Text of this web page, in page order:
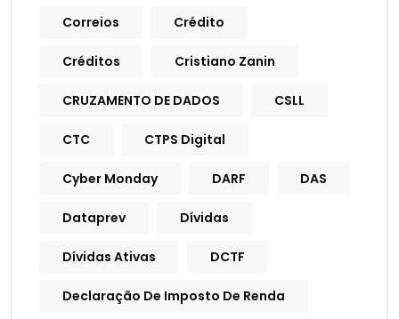
Correios Crédito
Créditos Cristiano Zanin
CRUZAMENTO DE DADOS CSLL
CTC CTPS Digital
Cyber Monday DARF DAS
Dataprev Dívidas
Dívidas Ativas DCTF
Declaração De Imposto De Renda